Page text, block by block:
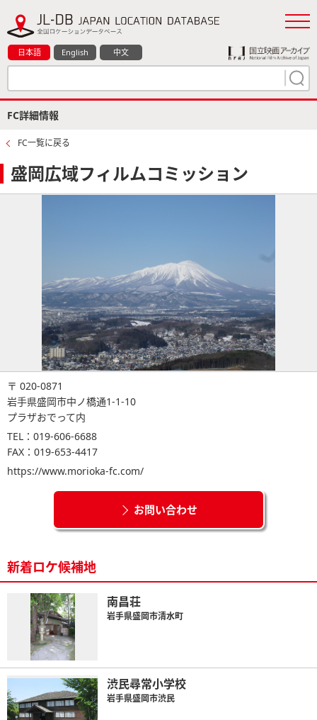
日本語 English 中文
FC詳細情報
FC一覧に戻る
盛岡広域フィルムコミッション
〒 020-0871
岩手県盛岡市中ノ橋通1-1-10
プラザおでって内
TEL：019-606-6688
FAX：019-653-4417
https://www.morioka-fc.com/
お問い合わせ
新着ロケ候補地
南昌荘
岩手県盛岡市清水町
渋民尋常小学校
岩手県盛岡市渋民